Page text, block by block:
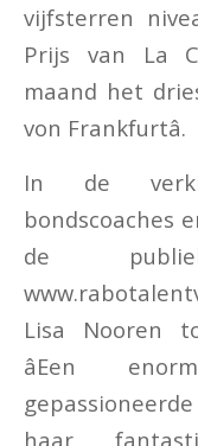
vijfsterren
Prijs van La
maand het
von Frankfurtâ.
In de
bondscoaches
de
Lisa Nooren
âEen
haar